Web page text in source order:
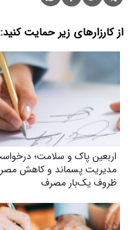
از کارزارهای زیر حمایت کنید:
اربعین پاک و سلامت؛
مدیریت پسماند و کاهش
ظروف یک‌بار مصرف